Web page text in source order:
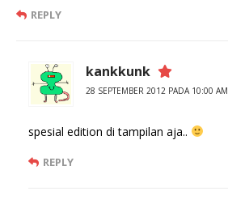
REPLY
kankkunk
28 SEPTEMBER 2012 PADA 10:00 AM
spesial edition di tampilan aja..
REPLY